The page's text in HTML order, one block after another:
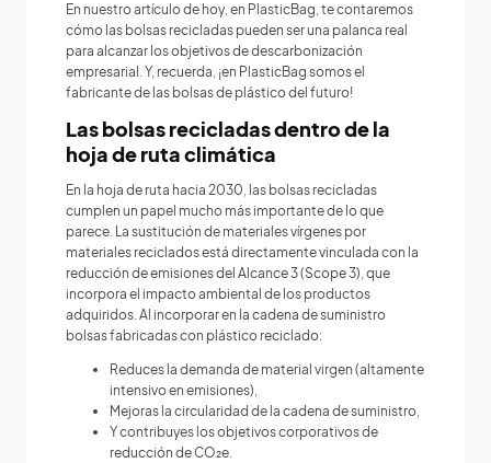
En nuestro artículo de hoy, en PlasticBag, te contaremos
cómo las bolsas recicladas pueden ser una palanca real
para alcanzar los objetivos de descarbonización
empresarial. Y, recuerda, ¡en PlasticBag somos el
fabricante de las bolsas de plástico del futuro!
Las bolsas recicladas dentro de la
hoja de ruta climática
En la hoja de ruta hacia 2030, las bolsas recicladas
cumplen un papel mucho más importante de lo que
parece. La sustitución de materiales vírgenes por
materiales reciclados está directamente vinculada con la
reducción de emisiones del Alcance 3 (Scope 3), que
incorpora el impacto ambiental de los productos
adquiridos. Al incorporar en la cadena de suministro
bolsas fabricadas con plástico reciclado:
Reduces la demanda de material virgen (altamente
intensivo en emisiones),
Mejoras la circularidad de la cadena de suministro,
Y contribuyes los objetivos corporativos de
reducción de CO₂e.